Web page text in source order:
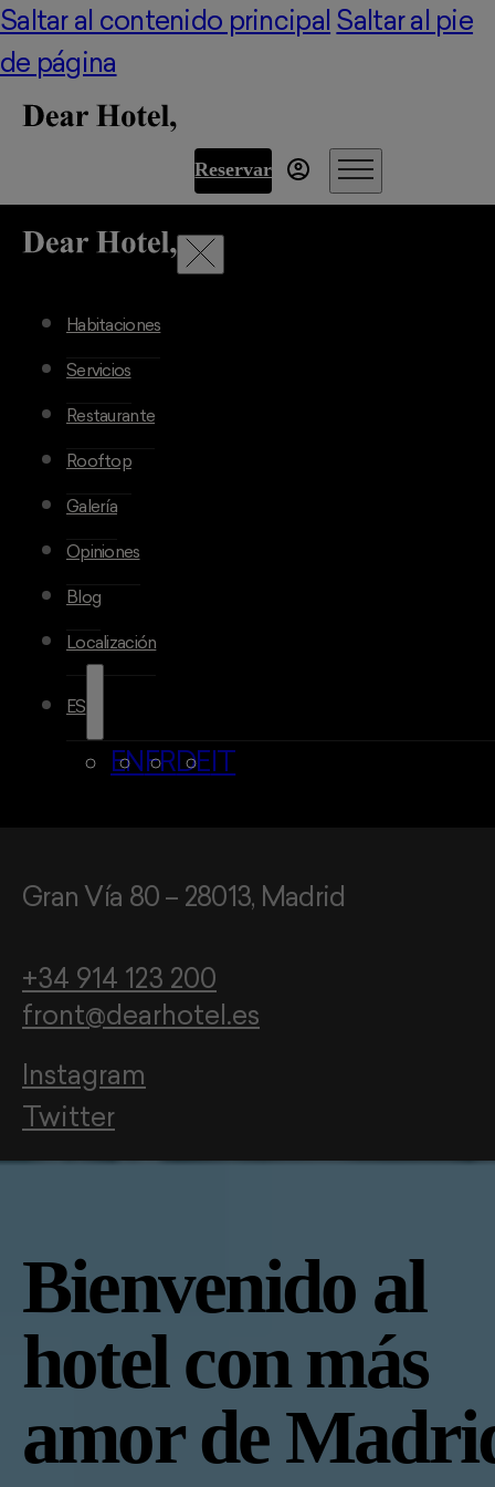
Saltar al contenido principal Saltar al pie
de página
Reservar
Habitaciones
Servicios
Restaurante
Rooftop
Galería
Opiniones
Blog
Localización
ES
EN FRDE IT
Gran Vía 80 – 28013, Madrid
+34 914 123 200
front@dearhotel.es
Instagram
Twitter
Bienvenido al
hotel con más
amor de